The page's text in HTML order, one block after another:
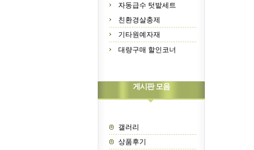
자동급수 텃밭세트
친환경살충제
기타원예자재
대량구매 할인코너
게시판 모음
갤러리
상품후기